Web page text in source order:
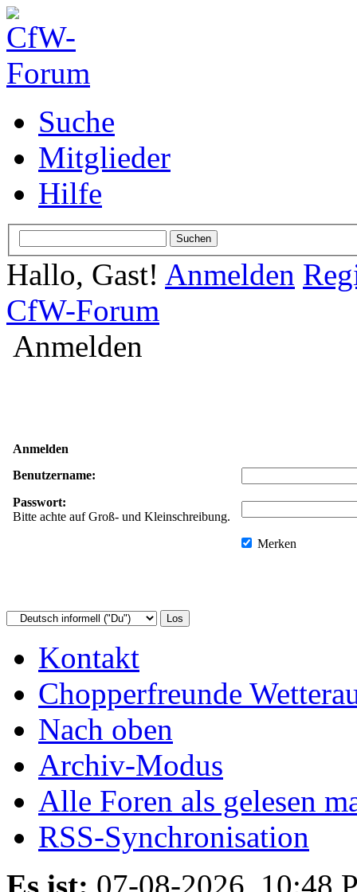
Suche
Mitglieder
Hilfe
Hallo, Gast! Anmelden
CfW-Forum
Anmelden
Anmelden
Benutzername:
Passwort:
Bitte achte auf Groß- und Kleinschreibung.
Merken
Kontakt
Chopperfreunde
Nach oben
Archiv-Modus
Alle Foren als gelesen
RSS-Synchronisation
Es ist: 07-08-2026, 10:48